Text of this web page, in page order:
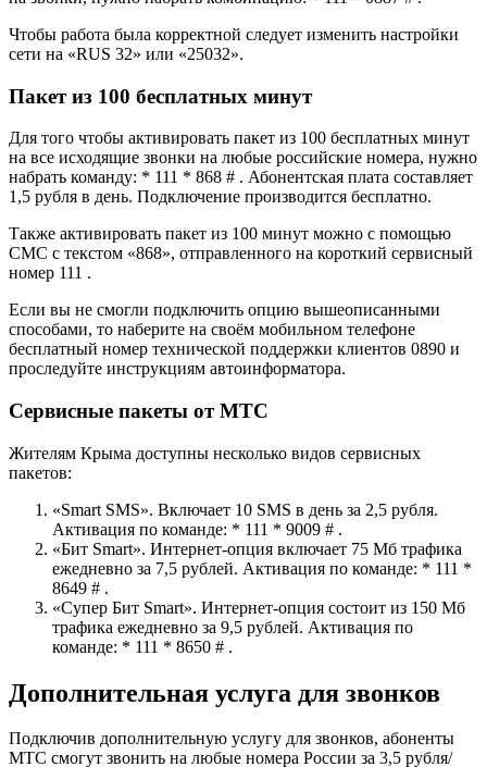
Чтобы работа была корректной следует изменить настройки
сети на «RUS 32» или «25032».
Пакет из 100 бесплатных минут
Для того чтобы активировать пакет из 100 бесплатных минут
на все исходящие звонки на любые российские номера, нужно
набрать команду: * 111 * 868 # . Абонентская плата составляет
1,5 рубля в день. Подключение производится бесплатно.
Также активировать пакет из 100 минут можно с помощью
СМС с текстом «868», отправленного на короткий сервисный
номер 111 .
Если вы не смогли подключить опцию вышеописанными
способами, то наберите на своём мобильном телефоне
бесплатный номер технической поддержки клиентов 0890 и
проследуйте инструкциям автоинформатора.
Сервисные пакеты от МТС
Жителям Крыма доступны несколько видов сервисных
пакетов:
«Smart SMS». Включает 10 SMS в день за 2,5 рубля.
Активация по команде: * 111 * 9009 # .
«Бит Smart». Интернет-опция включает 75 Мб трафика
ежедневно за 7,5 рублей. Активация по команде: * 111 *
8649 # .
«Супер Бит Smart». Интернет-опция состоит из 150 Мб
трафика ежедневно за 9,5 рублей. Активация по
команде: * 111 * 8650 # .
Дополнительная услуга для звонков
Подключив дополнительную услугу для звонков, абоненты
МТС смогут звонить на любые номера России за 3,5 рубля/